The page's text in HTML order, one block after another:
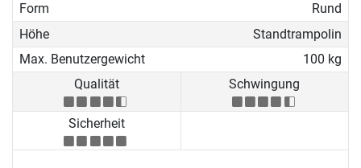
Form
Rund
Höhe
Standtrampolin
Max. Benutzergewicht
100 kg
Qualität
Schwingung
Sicherheit